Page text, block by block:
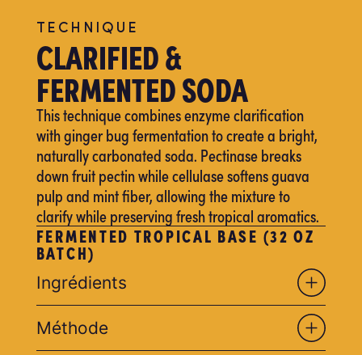
TECHNIQUE
CLARIFIED &
FERMENTED SODA
This technique combines enzyme clarification
with ginger bug fermentation to create a bright,
naturally carbonated soda. Pectinase breaks
down fruit pectin while cellulase softens guava
pulp and mint fiber, allowing the mixture to
clarify while preserving fresh tropical aromatics.
FERMENTED TROPICAL BASE (32 OZ
BATCH)
Ingrédients
Méthode